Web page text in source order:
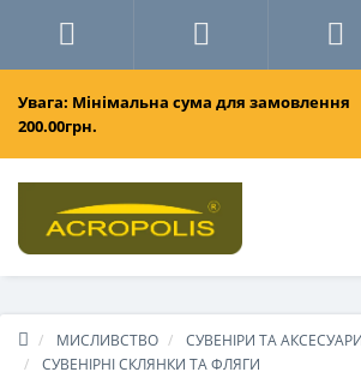
Увага: Мінімальна сума для замовлення
200.00грн.
МИСЛИВСТВО
СУВЕНІРИ ТА АКСЕСУАРИ
СУВЕНІРНІ СКЛЯНКИ ТА ФЛЯГИ